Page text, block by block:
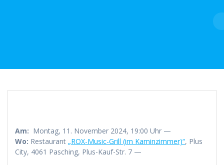
Am: Montag, 11. November 2024, 19:00 Uhr —
Wo: Restaurant „ROX-Music-Grill (im Kaminzimmer)“, Plus
City, 4061 Pasching, Plus-Kauf-Str. 7 —